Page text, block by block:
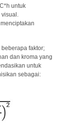
untuk
visual.
faktor;
dan kroma yang
untuk
sebagai: